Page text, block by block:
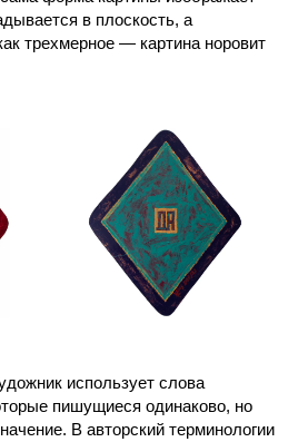
в плоскость, а
трехмерное — картина норовит
использует слова
пишущиеся одинаково, но
В авторский терминологии